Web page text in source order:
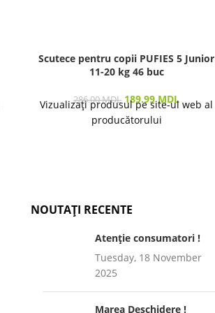
Scutece pentru copii PUFIES 5 Junior
11-20 kg 46 buc
286.00MDL 189.99MDL
Vizualizați produsul pe site-ul web al
producătorului
NOUTAȚI RECENTE
Atenție consumatori !
Tuesday, 18 November
2025
Marea Deschidere !